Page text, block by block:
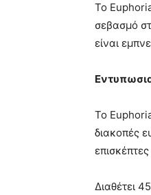
Το
σεβασμό
είναι
Το
διακοπές
Διαθέτει